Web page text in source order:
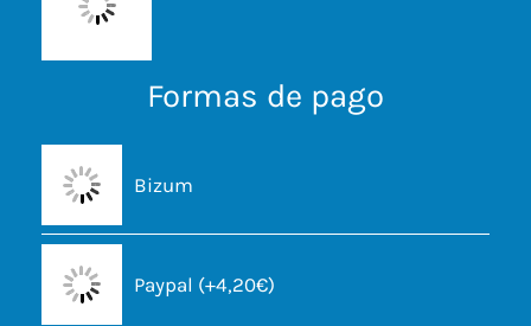
Formas de pago
Bizum
Paypal (+4,20€)